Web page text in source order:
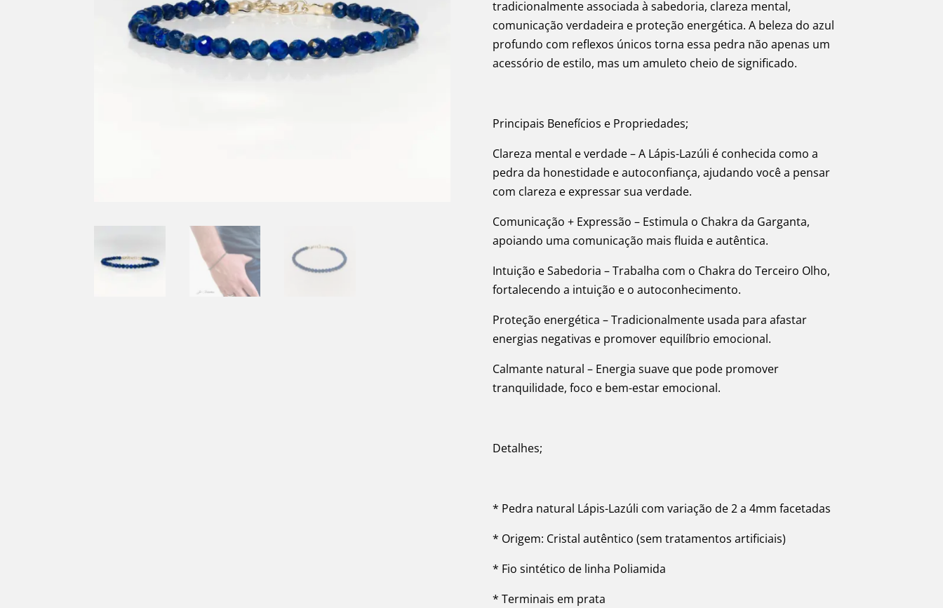
tradicionalmente associada à sabedoria, clareza mental,
comunicação verdadeira e proteção energética. A beleza do azul
profundo com reflexos únicos torna essa pedra não apenas um
acessório de estilo, mas um amuleto cheio de significado.
Principais Benefícios e Propriedades;
Clareza mental e verdade – A Lápis-Lazúli é conhecida como a
pedra da honestidade e autoconfiança, ajudando você a pensar
com clareza e expressar sua verdade.
Comunicação + Expressão – Estimula o Chakra da Garganta,
apoiando uma comunicação mais fluida e autêntica.
Intuição e Sabedoria – Trabalha com o Chakra do Terceiro Olho,
fortalecendo a intuição e o autoconhecimento.
Proteção energética – Tradicionalmente usada para afastar
energias negativas e promover equilíbrio emocional.
Calmante natural – Energia suave que pode promover
tranquilidade, foco e bem-estar emocional.
Detalhes;
* Pedra natural Lápis-Lazúli com variação de 2 a 4mm facetadas
* Origem: Cristal autêntico (sem tratamentos artificiais)
* Fio sintético de linha Poliamida
* Terminais em prata